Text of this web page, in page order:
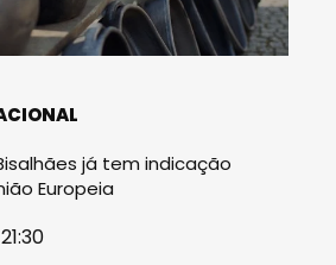
já tem indicação
Europeia